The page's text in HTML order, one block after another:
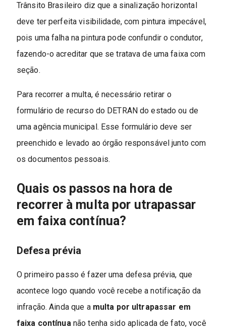
Trânsito Brasileiro diz que a sinalização horizontal
deve ter perfeita visibilidade, com pintura impecável,
pois uma falha na pintura pode confundir o condutor,
fazendo-o acreditar que se tratava de uma faixa com
seção.
Para recorrer a multa, é necessário retirar o
formulário de recurso do DETRAN do estado ou de
uma agência municipal. Esse formulário deve ser
preenchido e levado ao órgão responsável junto com
os documentos pessoais.
Quais os passos na hora de
recorrer à multa por utrapassar
em faixa contínua?
Defesa prévia
O primeiro passo é fazer uma defesa prévia, que
acontece logo quando você recebe a notificação da
infração. Ainda que a multa por ultrapassar em
faixa contínuanão tenha sido aplicada de fato, você